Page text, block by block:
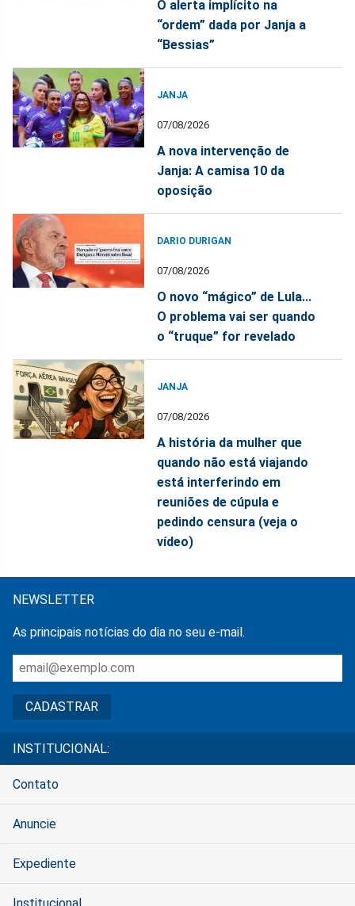
O alerta implícito na
“ordem” dada por Janja a
“Bessias”
JANJA
07/08/2026
A nova intervenção de
Janja: A camisa 10 da
oposição
DARIO DURIGAN
07/08/2026
O novo “mágico” de Lula...
O problema vai ser quando
o “truque” for revelado
JANJA
07/08/2026
A história da mulher que
quando não está viajando
está interferindo em
reuniões de cúpula e
pedindo censura (veja o
vídeo)
NEWSLETTER
As principais notícias do dia no seu e-mail.
INSTITUCIONAL:
Contato
Anuncie
Expediente
Institucional